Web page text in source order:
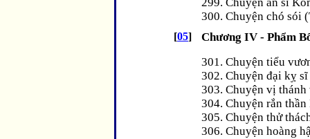
300. Chuyện chó sói
[05]
Chương IV - Phẩm
301. Chuyện tiểu
302. Chuyện đại kỵ
303. Chuyện vị
304. Chuyện rắn
305. Chuyện thử
306. Chuyện hoàng